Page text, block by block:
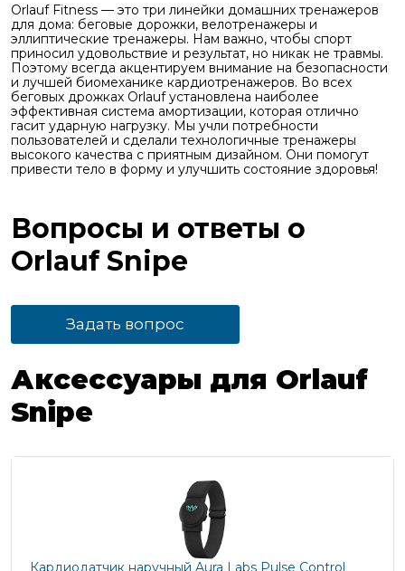
Orlauf Fitness — это три линейки домашних тренажеров
для дома: беговые дорожки, велотренажеры и
эллиптические тренажеры. Нам важно, чтобы спорт
приносил удовольствие и результат, но никак не травмы.
Поэтому всегда акцентируем внимание на безопасности
и лучшей биомеханике кардиотренажеров. Во всех
беговых дрожках Orlauf установлена наиболее
эффективная система амортизации, которая отлично
гасит ударную нагрузку. Мы учли потребности
пользователей и сделали технологичные тренажеры
высокого качества с приятным дизайном. Они помогут
привести тело в форму и улучшить состояние здоровья!
Вопросы и ответы о
Orlauf Snipe
Задать вопрос
Аксессуары для Orlauf
Snipe
Кардиодатчик наручный Aura Labs Pulse Control